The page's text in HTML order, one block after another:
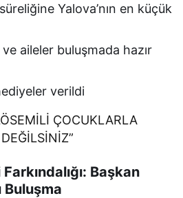
Yalova’nın en küçük
aileler buluşmada hazır
verildi
Başkan
Buluşma